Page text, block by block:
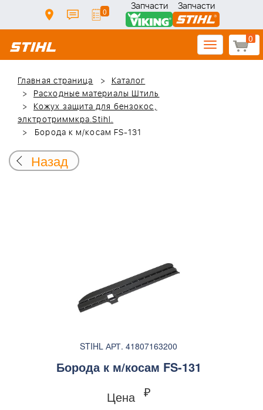
0 Запчасти Запчасти
0
Toggle
navigation
Главная страница
Каталог
Расходные материалы Штиль
Кожух защита для бензокос,
элктротриммкра.Stihl.
Борода к м/косам FS-131
Назад
STIHL АРТ. 41807163200
Борода к м/косам FS-131
Цена ₽